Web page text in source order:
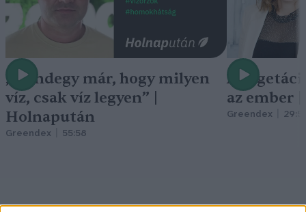
„Mindegy már, hogy milyen
víz, csak víz legyen” |
Holnapután
Greendex 55:58
A
az ember
Greendex